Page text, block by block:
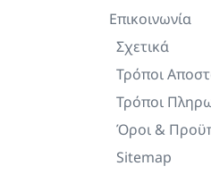
Επικοινωνία
Σχετικά
Τρόποι
Τρόποι
Όροι &
Sitemap